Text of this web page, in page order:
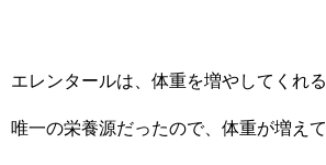
エレンタールは、体重を増やしてくれる
唯一の栄養源だったので、体重が増えて